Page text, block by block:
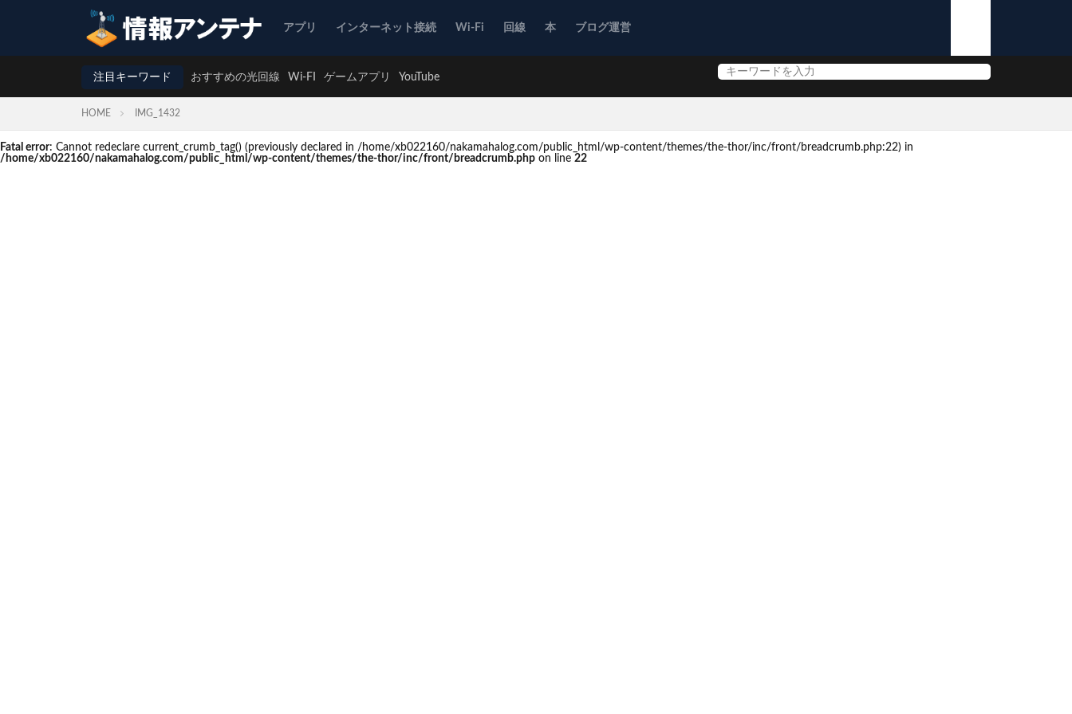
アプリ インターネット接続 Wi-Fi 回線 本 ブログ運営
注目キーワード おすすめの光回線 Wi-FI ゲームアプリ YouTube
HOME IMG_1432
Fatal error: Cannot redeclare current_crumb_tag() (previously declared in /home/xb022160/nakamahalog.com/public_html/wp-content/themes/the-thor/inc/front/breadcrumb.php:22) in
/home/xb022160/nakamahalog.com/public_html/wp-content/themes/the-thor/inc/front/breadcrumb.php on line 22